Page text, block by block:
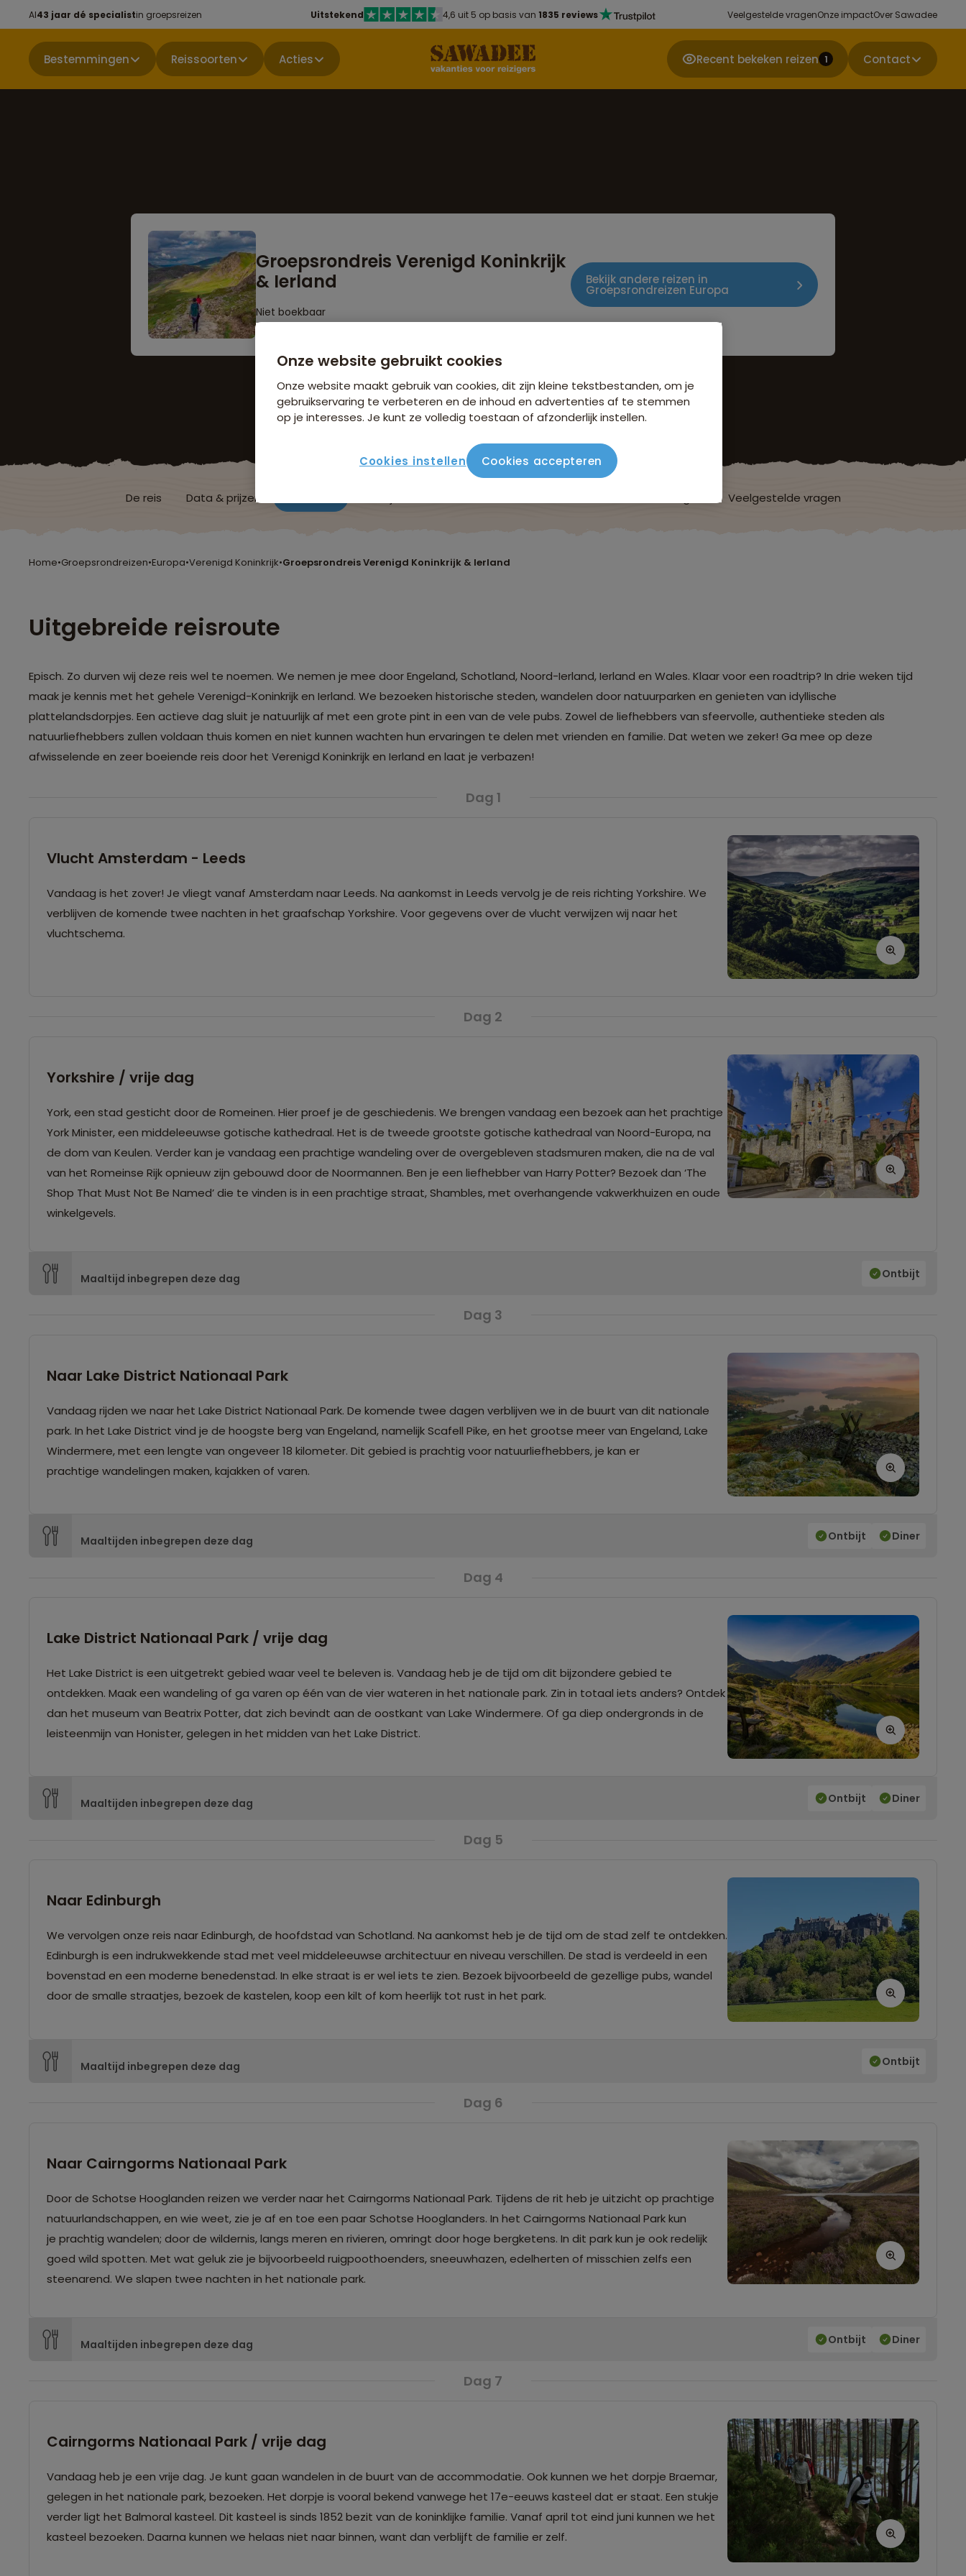
Al43 jaar dé specialistin groepsreizen Uitstekend 4,6 uit 5 op basis van 1835 reviews Veelgestelde vragenOnze impactOver Sawadee
Bestemmingen Reissoorten Acties Recent bekeken reizen 1 Contact
Groepsrondreis Verenigd Koninkrijk
& Ierland
Niet boekbaar
Bekijk andere reizen in
Groepsrondreizen Europa
De reis Data & prijzen Veelgestelde vragen
Home•Groepsrondreizen•Europa•Verenigd Koninkrijk•Groepsrondreis Verenigd Koninkrijk & Ierland
Uitgebreide reisroute
Episch. Zo durven wij deze reis wel te noemen. We nemen je mee door Engeland, Schotland, Noord-Ierland, Ierland en Wales. Klaar voor een roadtrip? In drie weken tijd
maak je kennis met het gehele Verenigd-Koninkrijk en Ierland. We bezoeken historische steden, wandelen door natuurparken en genieten van idyllische
plattelandsdorpjes. Een actieve dag sluit je natuurlijk af met een grote pint in een van de vele pubs. Zowel de liefhebbers van sfeervolle, authentieke steden als
natuurliefhebbers zullen voldaan thuis komen en niet kunnen wachten hun ervaringen te delen met vrienden en familie. Dat weten we zeker! Ga mee op deze
afwisselende en zeer boeiende reis door het Verenigd Koninkrijk en Ierland en laat je verbazen!
Dag 1
Vlucht Amsterdam - Leeds
Vandaag is het zover! Je vliegt vanaf Amsterdam naar Leeds. Na aankomst in Leeds vervolg je de reis richting Yorkshire. We
verblijven de komende twee nachten in het graafschap Yorkshire. Voor gegevens over de vlucht verwijzen wij naar het
vluchtschema.
Dag 2
Yorkshire / vrije dag
York, een stad gesticht door de Romeinen. Hier proef je de geschiedenis. We brengen vandaag een bezoek aan het prachtige
York Minister, een middeleeuwse gotische kathedraal. Het is de tweede grootste gotische kathedraal van Noord-Europa, na
de dom van Keulen. Verder kan je vandaag een prachtige wandeling over de overgebleven stadsmuren maken, die na de val
van het Romeinse Rijk opnieuw zijn gebouwd door de Noormannen. Ben je een liefhebber van Harry Potter? Bezoek dan ‘The
Shop That Must Not Be Named’ die te vinden is in een prachtige straat, Shambles, met overhangende vakwerkhuizen en oude
winkelgevels.
Maaltijd inbegrepen deze dag Ontbijt
Dag 3
Naar Lake District Nationaal Park
Vandaag rijden we naar het Lake District Nationaal Park. De komende twee dagen verblijven we in de buurt van dit nationale
park. In het Lake District vind je de hoogste berg van Engeland, namelijk Scafell Pike, en het grootse meer van Engeland, Lake
Windermere, met een lengte van ongeveer 18 kilometer. Dit gebied is prachtig voor natuurliefhebbers, je kan er
prachtige wandelingen maken, kajakken of varen.
Maaltijden inbegrepen deze dag Ontbijt Diner
Dag 4
Lake District Nationaal Park / vrije dag
Het Lake District is een uitgetrekt gebied waar veel te beleven is. Vandaag heb je de tijd om dit bijzondere gebied te
ontdekken. Maak een wandeling of ga varen op één van de vier wateren in het nationale park. Zin in totaal iets anders? Ontdek
dan het museum van Beatrix Potter, dat zich bevindt aan de oostkant van Lake Windermere. Of ga diep ondergronds in de
leisteenmijn van Honister, gelegen in het midden van het Lake District.
Maaltijden inbegrepen deze dag Ontbijt Diner
Dag 5
Naar Edinburgh
We vervolgen onze reis naar Edinburgh, de hoofdstad van Schotland. Na aankomst heb je de tijd om de stad zelf te ontdekken.
Edinburgh is een indrukwekkende stad met veel middeleeuwse architectuur en niveau verschillen. De stad is verdeeld in een
bovenstad en een moderne benedenstad. In elke straat is er wel iets te zien. Bezoek bijvoorbeeld de gezellige pubs, wandel
door de smalle straatjes, bezoek de kastelen, koop een kilt of kom heerlijk tot rust in het park.
Maaltijd inbegrepen deze dag Ontbijt
Dag 6
Naar Cairngorms Nationaal Park
Door de Schotse Hooglanden reizen we verder naar het Cairngorms Nationaal Park. Tijdens de rit heb je uitzicht op prachtige
natuurlandschappen, en wie weet, zie je af en toe een paar Schotse Hooglanders. In het Cairngorms Nationaal Park kun
je prachtig wandelen; door de wildernis, langs meren en rivieren, omringt door hoge bergketens. In dit park kun je ook redelijk
goed wild spotten. Met wat geluk zie je bijvoorbeeld ruigpoothoenders, sneeuwhazen, edelherten of misschien zelfs een
steenarend. We slapen twee nachten in het nationale park.
Maaltijden inbegrepen deze dag Ontbijt Diner
Dag 7
Cairngorms Nationaal Park / vrije dag
Vandaag heb je een vrije dag. Je kunt gaan wandelen in de buurt van de accommodatie. Ook kunnen we het dorpje Braemar,
gelegen in het nationale park, bezoeken. Het dorpje is vooral bekend vanwege het 17e-eeuws kasteel dat er staat. Een stukje
verder ligt het Balmoral kasteel. Dit kasteel is sinds 1852 bezit van de koninklijke familie. Vanaf april tot eind juni kunnen we het
kasteel bezoeken. Daarna kunnen we helaas niet naar binnen, want dan verblijft de familie er zelf.
Onze website gebruikt cookies
Onze website maakt gebruik van cookies, dit zijn kleine tekstbestanden, om je
gebruikservaring te verbeteren en de inhoud en advertenties af te stemmen
op je interesses. Je kunt ze volledig toestaan of afzonderlijk instellen.
Cookies instellen Cookies accepteren